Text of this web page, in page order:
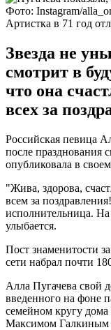
Фото: Instagram/
Артистка в 71 год
Звезда не
смотрит в
что она
всех за
Российская певица
после празднования
опубликовала в
"Жива, здорова,
всем за
исполнительница.
улыбается.
Пост знаменитости
сети набрал почти
Алла Пугачева свой
введенного на фоне
семейном кругу
Максимом Галкиным